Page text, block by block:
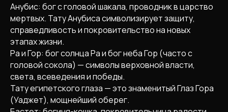
Анубис: бог с головой шакала, проводник в царство
мертвых. Тату Анубиса символизирует защиту,
справедливость и покровительство на новых
этапах жизни.
Ра и Гор: бог солнца Ра и бог неба Гор (часто с
головой сокола) — символы верховной власти,
света, всеведения и победы.
Тату египетского глаза — это знаменитый Глаз Гора
(Уаджет), мощнейший оберег.